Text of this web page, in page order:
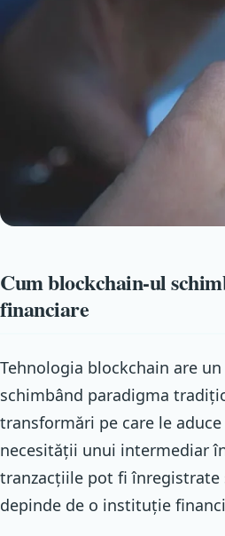
Cum blockchain-ul
financiare
Tehnologia blockchain are
schimbând paradigma
transformări pe care le
necesității unui intermediar
tranzacțiile pot fi înregistrate
depinde de o instituție